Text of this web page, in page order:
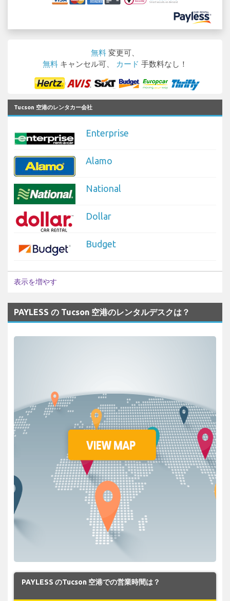
無料 変更可、
無料 キャンセル可、 カード 手数料なし！
Tucson 空港のレンタカー会社
Enterprise
Alamo
National
Dollar
Budget
表示を増やす
PAYLESS の Tucson 空港のレンタルデスクは？
PAYLESS のTucson 空港での営業時間は？